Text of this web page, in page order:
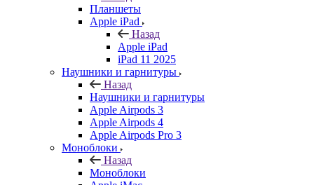
Планшеты
Apple iPad
Назад
Apple iPad
iPad 11 2025
Наушники и гарнитуры
Назад
Наушники и гарнитуры
Apple Airpods 3
Apple Airpods 4
Apple Airpods Pro 3
Моноблоки
Назад
Моноблоки